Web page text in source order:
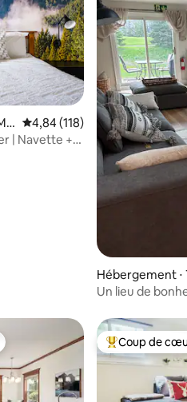
: 4,86 sur 5
Évaluation moyenne sur la
4,84 (118)
| Navette +
Hébergement ⋅
untains
Un lieu de
Coups de cœur
Coup de